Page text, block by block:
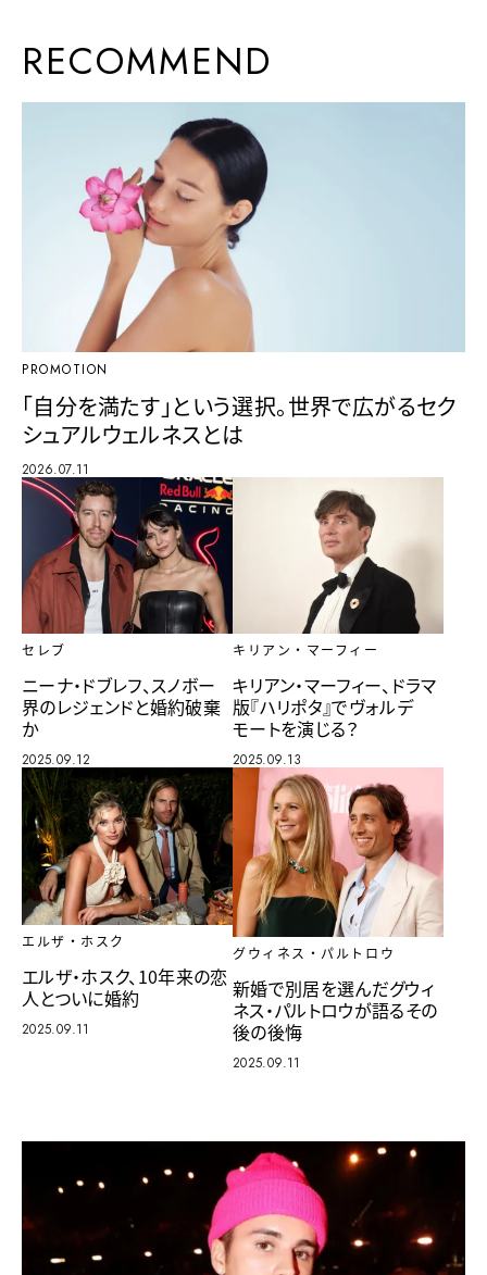
RECOMMEND
PROMOTION
「自分を満たす」という選択。世界で広がるセク
シュアルウェルネスとは
2026.07.11
セレブ
ニーナ・ドブレフ、スノボー
界のレジェンドと婚約破棄
か
2025.09.12
キリアン・マーフィー
キリアン・マーフィー、ドラマ
版『ハリポタ』でヴォルデ
モートを演じる？
2025.09.13
エルザ・ホスク
エルザ・ホスク、10年来の恋
人とついに婚約
2025.09.11
グウィネス・パルトロウ
新婚で別居を選んだグウィ
ネス・パルトロウが語るその
後の後悔
2025.09.11